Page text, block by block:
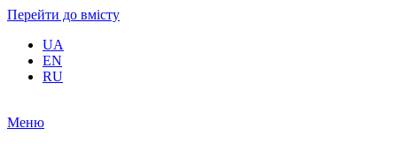
Перейти до вмісту
UA
EN
RU
Меню